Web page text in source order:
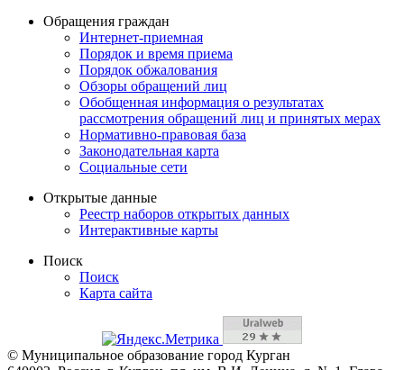
Обращения граждан
Интернет-приемная
Порядок и время приема
Порядок обжалования
Обзоры обращений лиц
Обобщенная информация о результатах
рассмотрения обращений лиц и принятых мерах
Нормативно-правовая база
Законодательная карта
Социальные сети
Открытые данные
Реестр наборов открытых данных
Интерактивные карты
Поиск
Поиск
Карта сайта
© Муниципальное образование город Курган